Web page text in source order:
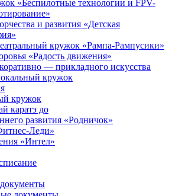
«Беспилотные технологии и FPV-
и развития «Детская
кружок «Рампа-Рампусики»
«Радость движения»
— прикладного искусства
кружок
кружок
каратэ до
развития «Родничок»
Леди»
«Интел»